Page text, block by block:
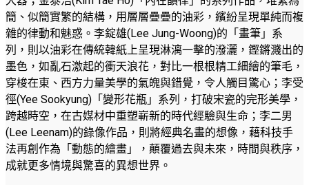
簡、似簡實繁的結構，用層層疊疊的油彩，繽紛呈現單純而複
雜的律動和魅惑。李錠雄(Lee Jung-Woong)的「畫筆」系
列，則以油彩在傳統韓紙上呈現淋漓一擊的潑灑，鏗鏘濺出的
墨色，如亂石激起的衝天浪花，對比一根根精工細繪的筆毛，
穿梭在東、西方力量美學的氣魄與錯覺，令人觸目驚心；李受
徑(Yee Sookyung)「變形花瓶」系列，打破宋瓷的完形美學，
跨越時空，在古媒材中重塑嶄新的時代經驗與生命；李二男
(Lee Leenam)的錄像作品，則將經典名畫的想像，藉科技手
法再創作為「動態的繪畫」，顛覆過去與未來，時間與秩序，
成就更多情境與驚喜的異想世界。